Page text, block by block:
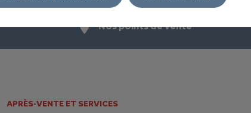
Nos points de vente
APRÈS-VENTE ET SERVICES